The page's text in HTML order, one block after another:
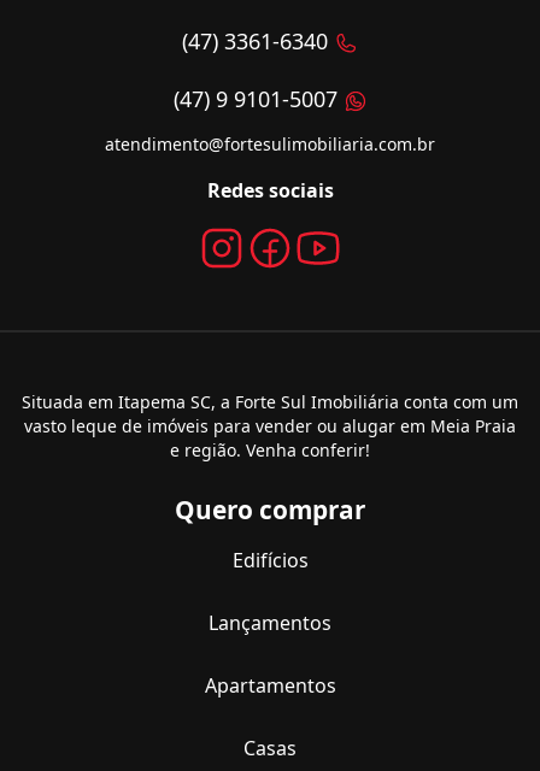
(47) 3361-6340
(47) 9 9101-5007
atendimento@fortesulimobiliaria.com.br
Redes sociais
Situada em Itapema SC, a Forte Sul Imobiliária conta com um
vasto leque de imóveis para vender ou alugar em Meia Praia
e região. Venha conferir!
Quero comprar
Edifícios
Lançamentos
Apartamentos
Casas